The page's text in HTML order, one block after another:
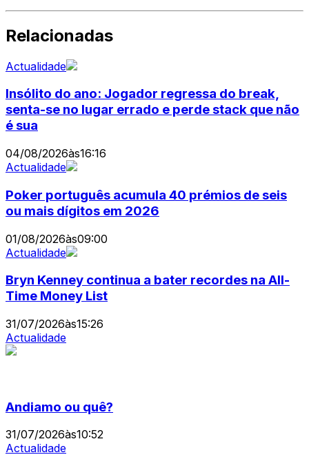
Relacionadas
Actualidade
Insólito do ano: Jogador regressa do break,
senta-se no lugar errado e perde stack que não
é sua
04/08/2026às16:16
Actualidade
Poker português acumula 40 prémios de seis
ou mais dígitos em 2026
01/08/2026às09:00
Actualidade
Bryn Kenney continua a bater recordes na All-
Time Money List
31/07/2026às15:26
Actualidade
Andiamo ou quê?
31/07/2026às10:52
Actualidade